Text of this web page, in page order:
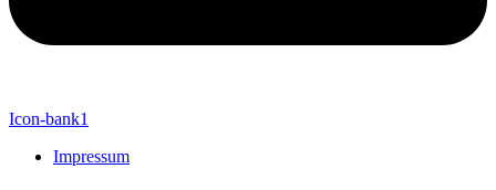
Icon-bank1
Impressum